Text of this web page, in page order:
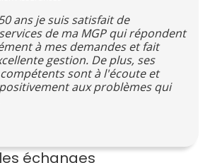
ans je suis satisfait de
de ma MGP qui répondent
à mes demandes et fait
gestion. De plus, ses
sont à l'écoute et
aux problèmes qui
échanges